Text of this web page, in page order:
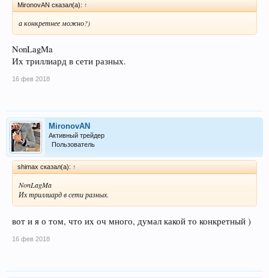
MironovAN сказал(а): ↑
а конкретнее можно?)
NonLagMa
Их триллиард в сети разных.
16 фев 2018
MironovAN
Активный трейдер
Пользователь
shimax сказал(а): ↑
NonLagMa
Их триллиард в сети разных.
вот и я о том, что их оч много, думал какой то конкретный )
16 фев 2018